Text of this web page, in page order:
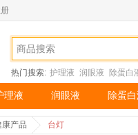
热门搜索: 护理液 润眼液 除蛋白
理液 润眼液 除蛋
康产品 台灯